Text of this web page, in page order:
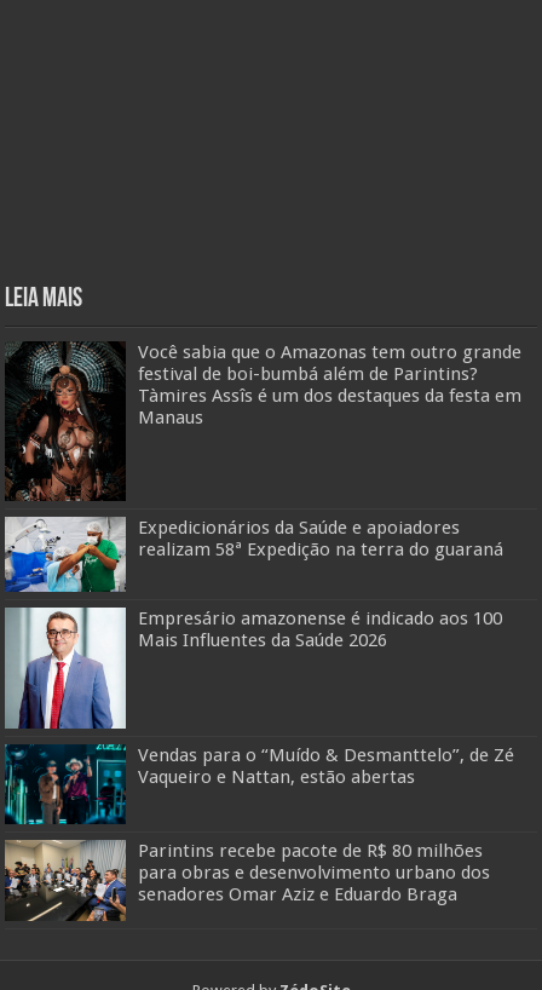
Leia mais
Você sabia que o Amazonas tem outro grande
festival de boi-bumbá além de Parintins?
Tàmires Assîs é um dos destaques da festa em
Manaus
Expedicionários da Saúde e apoiadores
realizam 58ª Expedição na terra do guaraná
Empresário amazonense é indicado aos 100
Mais Influentes da Saúde 2026
Vendas para o “Muído & Desmanttelo”, de Zé
Vaqueiro e Nattan, estão abertas
Parintins recebe pacote de R$ 80 milhões
para obras e desenvolvimento urbano dos
senadores Omar Aziz e Eduardo Braga